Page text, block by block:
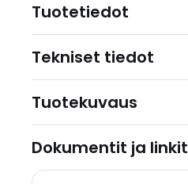
Tuotetiedot
Tekniset tiedot
Tuotekuvaus
Dokumentit ja linkit